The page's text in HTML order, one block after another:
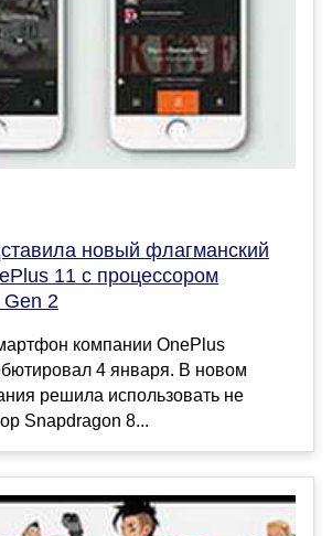
новый флагманский
11 с процессором
2
компании OnePlus
4 января. В новом
решила использовать не
Snapdragon 8...